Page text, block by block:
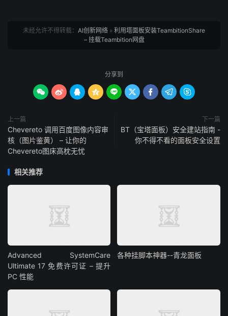
未经允许不得转载： AI创新网络 » 利用塔面板安装TeambitionShare
– 挂载Teambition网盘
分享到
        
上一篇
Chevereto 调用百度图像内容审
核（图片鉴黄） – 让你的
Chevereto图床高枕无忧
下一篇
BT（宝塔面板）安全建站指南 -
你不得不看的面板安全设置
相关推荐
Advanced SystemCare
Ultimate 17 免费许可证 – 提升
PC 性能
各种挂脚本神器--青龙面板